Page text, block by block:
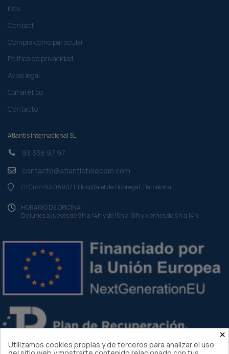
Ksix
Contact
Compra como particular​
Politica de privacidad
Aviso legal
Canal ético
Contacto
Atlantis Internacional SL
93 336 97 97
contacto@atlantistelecom.com
C/ Crom 53 08907 L'Hospitalet de Llobregat. Barcelona
HORARIO DE OFICINA:
De lunes a jueves de 9h a 14h y de 15h a 18h y viernes de 8h a 14h.
×
Utilizamos cookies propias y de terceros para analizar el uso